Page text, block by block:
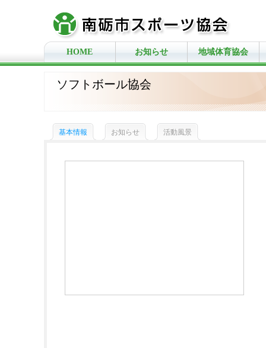
HOME お知らせ 地域体育協会
ソフトボール協会
基本情報 お知らせ 活動風景